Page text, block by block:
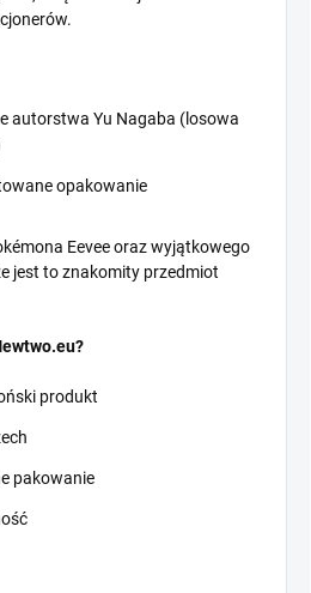
autorstwa Yu Nagaba (losowa
opakowanie
Eevee oraz wyjątkowego
jest to znakomity przedmiot
produkt
pakowanie